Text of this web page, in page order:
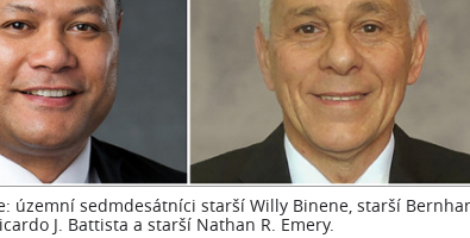
územní sedmdesátníci starší Willy Binene, starší
J. Battista a starší Nathan R. Emery.